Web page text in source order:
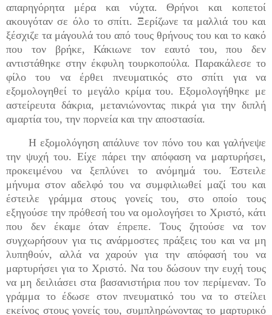
απαρηγόρητα μέρα και νύχτα. Θρήνοι και κοπετοί
ακουγόταν σε όλο το σπίτι. Ξερίζωνε τα μαλλιά του και
ξέσχιζε τα μάγουλά του από τους θρήνους του και το κακό
που τον βρήκε, Κάκιωνε τον εαυτό του, που δεν
αντιστάθηκε στην έκφυλη τουρκοπούλα. Παρακάλεσε το
φίλο του να έρθει πνευματικός στο σπίτι για να
εξομολογηθεί το μεγάλο κρίμα του. Εξομολογήθηκε με
αστείρευτα δάκρια, μετανιώνοντας πικρά για την διπλή
αμαρτία του, την πορνεία και την αποστασία.
Η εξομολόγηση απάλυνε τον πόνο του και γαλήνεψε
την ψυχή του. Είχε πάρει την απόφαση να μαρτυρήσει,
προκειμένου να ξεπλύνει το ανόμημά του. Έστειλε
μήνυμα στον αδελφό του να συμφιλιωθεί μαζί του και
έστειλε γράμμα στους γονείς του, στο οποίο τους
εξηγούσε την πρόθεσή του να ομολογήσει το Χριστό, κάτι
που δεν έκαμε όταν έπρεπε. Τους ζητούσε να τον
συγχωρήσουν για τις ανάρμοστες πράξεις του και να μη
λυπηθούν, αλλά να χαρούν για την απόφασή του να
μαρτυρήσει για το Χριστό. Να του δώσουν την ευχή τους
να μη δειλιάσει στα βασανιστήρια που τον περίμεναν. Το
γράμμα το έδωσε στον πνευματικό του να το στείλει
εκείνος στους γονείς του, συμπληρώνοντας το μαρτυρικό